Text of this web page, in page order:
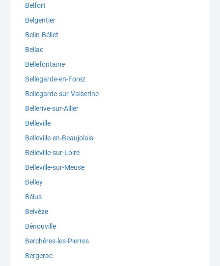
Belfort
Belgentier
Belin-Béliet
Bellac
Bellefontaine
Bellegarde-en-Forez
Bellegarde-sur-Valserine
Bellerive-sur-Allier
Belleville
Belleville-en-Beaujolais
Belleville-sur-Loire
Belleville-sur-Meuse
Belley
Bélus
Belvèze
Bénouville
Berchères-les-Pierres
Bergerac